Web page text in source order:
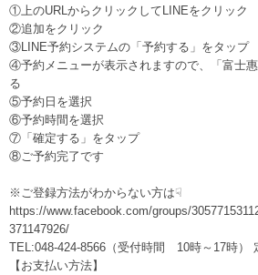
①上のURLからクリックしてLINEをクリック
②追加をクリック
③LINE予約システムの「予約する」をタップ
④予約メニューが表示されますので、「富士
る
⑤予約日を選択
⑥予約時間を選択
⑦「確定する」をタップ
⑧ご予約完了です
※ご登録方法がわからない方は☟
https://www.facebook.com/groups/
371147926/
TEL:048-424-8566（受付時間 10時～17時）
【お支払い方法】